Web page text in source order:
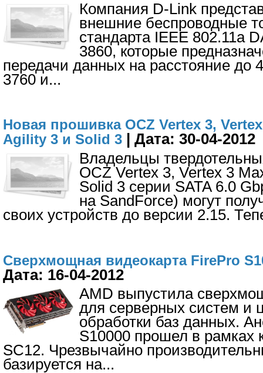
Компания D-Link
внешние беспроводные
стандарта IEEE 802.11а
3860, которые
передачи данных на расстояние до
3760 и...
Новая прошивка OCZ Vertex 3,
Agility 3 и Solid 3
| Дата: 30-04-2012
Владельцы
OCZ Vertex 3, Vertex 3
Solid 3 серии SATA 6.0
на SandForce) могут
своих устройств до версии 2.15.
Сверхмощная видеокарта FirePro
Дата: 16-04-2012
AMD выпустила
для серверных систем и
обработки баз данных.
S10000 прошел в рамках
SC12. Чрезвычайно
базируется на...